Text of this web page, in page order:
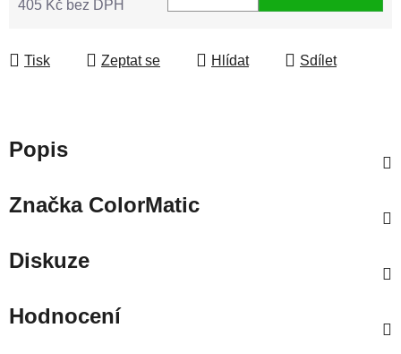
405 Kč bez DPH
Tisk Zeptat se Hlídat Sdílet
Popis
ZnačkaColorMatic
Diskuze
Hodnocení